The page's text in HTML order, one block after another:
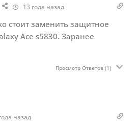
13 года назад
стоит заменить защитное
Ace s5830. Заранее
Просмотр Ответов(1)
назад